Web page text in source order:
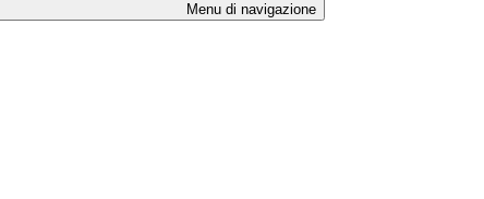
Menu di navigazione